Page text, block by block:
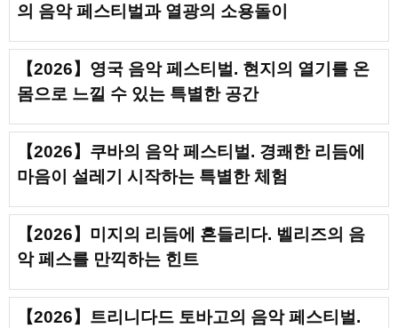
의 음악 페스티벌과 열광의 소용돌이
【2026】영국 음악 페스티벌. 현지의 열기를 온
몸으로 느낄 수 있는 특별한 공간
【2026】쿠바의 음악 페스티벌. 경쾌한 리듬에
마음이 설레기 시작하는 특별한 체험
【2026】미지의 리듬에 흔들리다. 벨리즈의 음
악 페스를 만끽하는 힌트
【2026】트리니다드 토바고의 음악 페스티벌.